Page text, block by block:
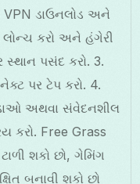
VPN ડાઉનલોડ અને
કરો અને હંગેરી
પસંદ કરો. 3.
પર ટેપ કરો. 4.
અથવા સંવેદનશીલ
કરો. Free Grass
શકો છો, ગેમિંગ
બનાવી શકો છો